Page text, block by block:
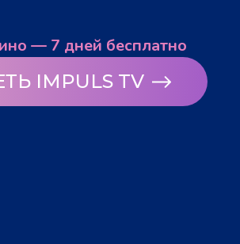
— 7 дней бесплатно
IMPULS TV